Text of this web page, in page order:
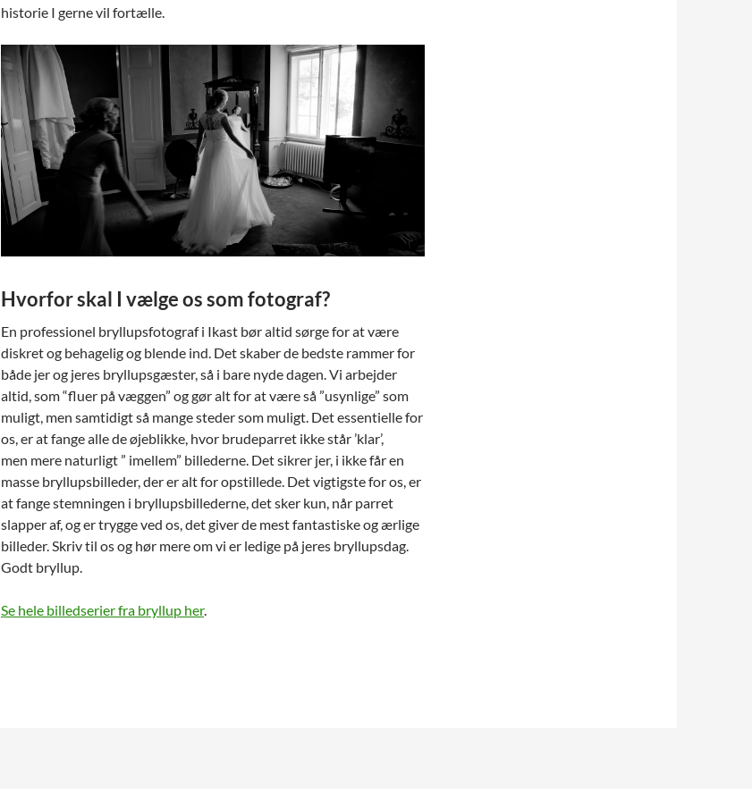
historie I gerne vil fortælle.
Hvorfor skal I vælge os som fotograf?
En professionel bryllupsfotograf i Ikast bør altid sørge for at være
diskret og behagelig og blende ind. Det skaber de bedste rammer for
både jer og jeres bryllupsgæster, så i bare nyde dagen. Vi arbejder
altid, som “fluer på væggen” og gør alt for at være så ”usynlige” som
muligt, men samtidigt så mange steder som muligt. Det essentielle for
os, er at fange alle de øjeblikke, hvor brudeparret ikke står ’klar’,
men mere naturligt ” imellem” billederne. Det sikrer jer, i ikke får en
masse bryllupsbilleder, der er alt for opstillede. Det vigtigste for os, er
at fange stemningen i bryllupsbillederne, det sker kun, når parret
slapper af, og er trygge ved os, det giver de mest fantastiske og ærlige
billeder. Skriv til os og hør mere om vi er ledige på jeres bryllupsdag.
Godt bryllup.
Se hele billedserier fra bryllup her.